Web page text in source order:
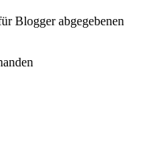
Blogger abgegebenen